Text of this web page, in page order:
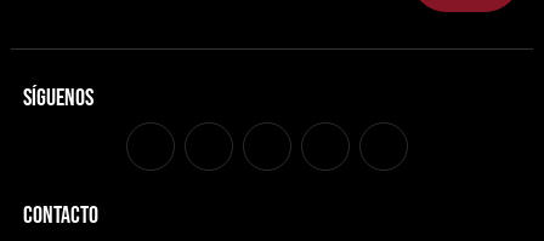
Síguenos
CONTACTO